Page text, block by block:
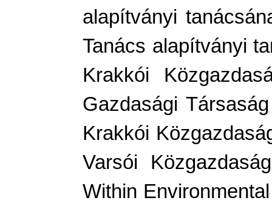
alapítványi
Tanács alapítványi
Krakkói
Gazdasági
Krakkói
Varsói
Within